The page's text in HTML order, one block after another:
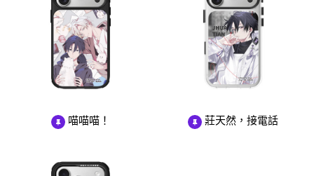
喵喵喵！ 莊天然，接電話